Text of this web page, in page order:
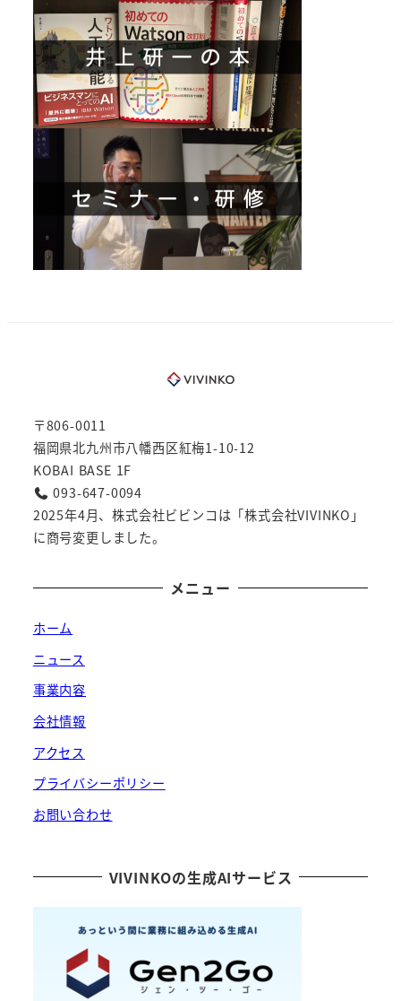
〒806-0011
福岡県北九州市八幡西区紅梅1-10-12
KOBAI BASE 1F
093-647-0094
2025年4月、株式会社ビビンコは「株式会社VIVINKO」
に商号変更しました。
メニュー
ホーム
ニュース
事業内容
会社情報
アクセス
プライバシーポリシー
お問い合わせ
VIVINKOの生成AIサービス